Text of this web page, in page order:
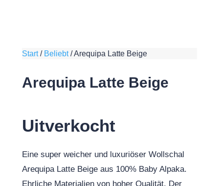
Start/ Beliebt/Arequipa Latte Beige
Arequipa Latte Beige
Uitverkocht
Eine super weicher und luxuriöser Wollschal
Arequipa Latte Beige aus 100% Baby Alpaka.
Ehrliche Materialien von hoher Qualität. Der